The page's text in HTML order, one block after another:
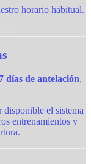
horario habitual.
7 días de antelación,
disponible el sistema
entrenamientos y